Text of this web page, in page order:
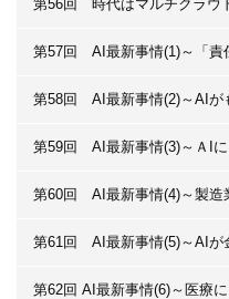
第56回 時代はマルチクラウ
第57回 AI最新事情(1)～「責
第58回 AI最新事情(2)～AIが
第59回 AI最新事情(3)～ＡI
第60回 AI最新事情(4)～製造
第61回 AI最新事情(5)～AIが
第62回 AI最新事情(6)～医療